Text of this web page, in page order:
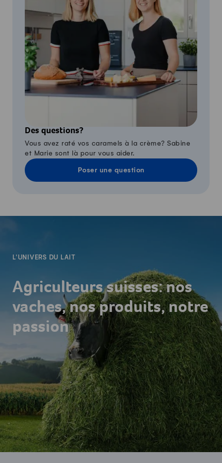
Des questions?
Vous avez raté vos caramels à la crème? Sabine
et Marie sont là pour vous aider.
Poser une question
L'UNIVERS DU LAIT
Agriculteurs suisses: nos
vaches, nos produits, notre
passion